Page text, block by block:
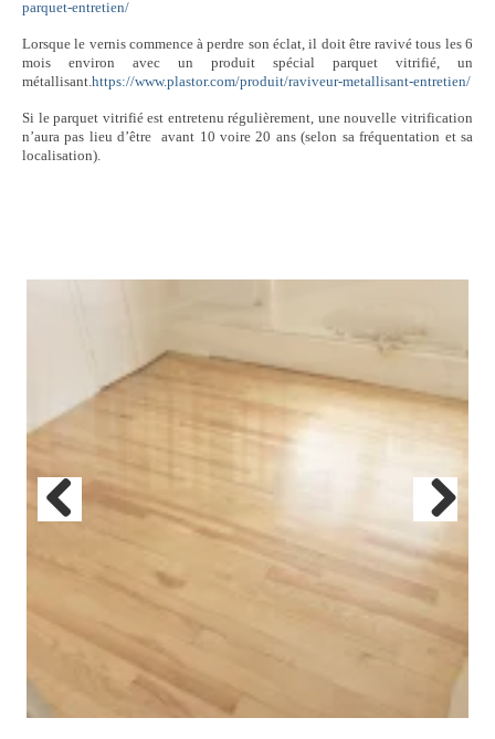
parquet-entretien/
Lorsque le vernis commence à perdre son éclat, il doit être ravivé tous les 6
mois environ avec un produit spécial parquet vitrifié, un
métallisant.https://www.plastor.com/produit/raviveur-metallisant-entretien/
Si le parquet vitrifié est entretenu régulièrement, une nouvelle vitrification
n’aura pas lieu d’être avant 10 voire 20 ans (selon sa fréquentation et sa
localisation).
Previous Next